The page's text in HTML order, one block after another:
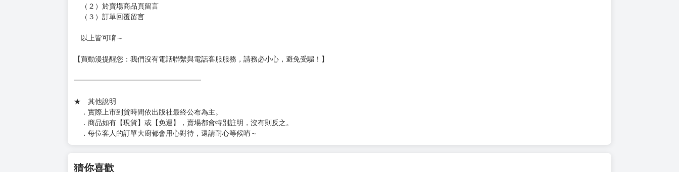
（２）於賣場商品頁留言
（３）訂單回覆留言
以上皆可唷～
【買動漫提醒您：我們沒有電話聯繫與電話客服服務，請務必小心，避免受騙！】
━━━━━━━━━━━━━━━━━━
★ 其他說明
．實際上市到貨時間依出版社最終公布為主。
．商品如有【現貨】或【免運】，賣場都會特別註明，沒有則反之。
．每位客人的訂單大廚都會用心對待，還請耐心等候唷～
猜你喜歡